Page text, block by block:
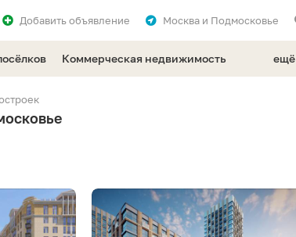
Москва и Подмосковье
Добавитьобъявление
Коммерческая недвижимость ещё